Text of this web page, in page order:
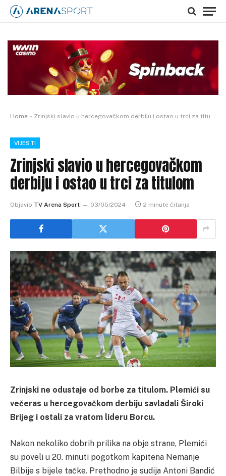
Home » Zrinjski slavio u hercegovačkom derbiju i ostao u trci za titulom
VIJESTI
Zrinjski slavio u hercegovačkom
derbiju i ostao u trci za titulom
Objavio TV Arena Sport 03/05/2024 2 minute čitanja
Zrinjski ne odustaje od borbe za titulom. Plemići su
večeras u hercegovačkom derbiju savladali Široki
Brijeg i ostali za vratom lideru Borcu.
Nakon nekoliko dobrih prilika na obje strane, Plemići
su poveli u 20. minuti pogotkom kapitena Nemanje
Bilbije s bijele tačke. Prethodno je sudija Antoni Bandić